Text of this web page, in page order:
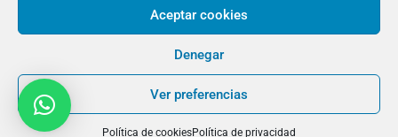
Aceptar cookies
Denegar
Ver preferencias
Política de cookiesPolítica de privacidad
Política de Privacidad
Aviso Legal
Política de Cookies